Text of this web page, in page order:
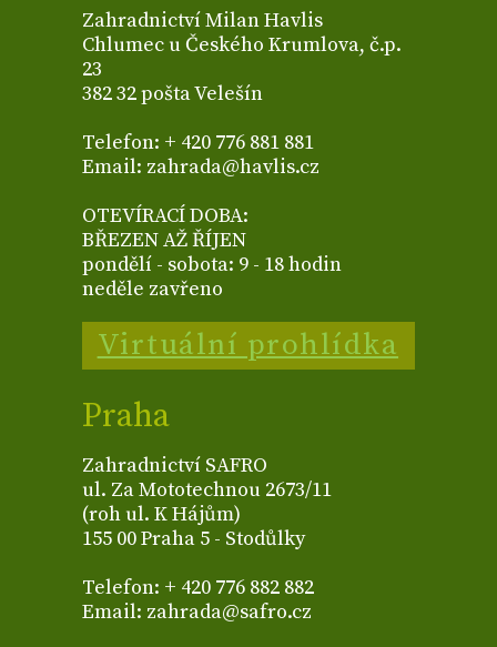
Zahradnictví Milan Havlis
Chlumec u Českého Krumlova, č.p.
23
382 32 pošta Velešín
Telefon: + 420 776 881 881
Email: zahrada@havlis.cz
OTEVÍRACÍ DOBA:
BŘEZEN AŽ ŘÍJEN
pondělí - sobota: 9 - 18 hodin
neděle zavřeno
Virtuální prohlídka
Praha
Zahradnictví SAFRO
ul. Za Mototechnou 2673/11
(roh ul. K Hájům)
155 00 Praha 5 - Stodůlky
Telefon: + 420 776 882 882
Email: zahrada@safro.cz